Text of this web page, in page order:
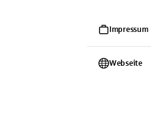
Impressum
Webseite